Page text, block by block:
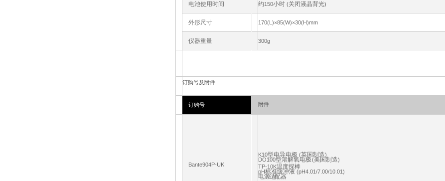
电池使用时间 约150小时 (关闭液晶背光)
外形尺寸 170(L)×85(W)×30(H)mm
仪器重量 300g
订购号及附件:
订购号 附件
Bante904P-UK
K10型电导电极 (英国制造)
DO100型溶解氧电极(美国制造)
TP-10K温度探棒
pH标准缓冲液 (pH4.01/7.00/10.01)
电源适配器.